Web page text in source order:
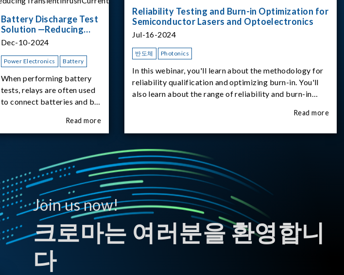
Battery Discharge Test
Solution —Reducing
Transient Inrush
Dec-10-2024
Power Electronics Battery
When performing battery
tests, relays are often used
to connect batteries and bi-
supplies. What happens the
moment the relay is
62180D-600 was used as
the experimental equipment
for this study.provides an
applicati
Read more
Reliability Testing and Burn-in Optimization for
Semiconductor Lasers and Optoelectronics
Jul-16-2024
반도체 Photonics
In this webinar, you'll learn about the methodology for
reliability qualification and optimizing burn-in. You'll
also learn about the range of reliability and burn-in
Read more
Join us now!
크로마는 여러분을 환영합니
다